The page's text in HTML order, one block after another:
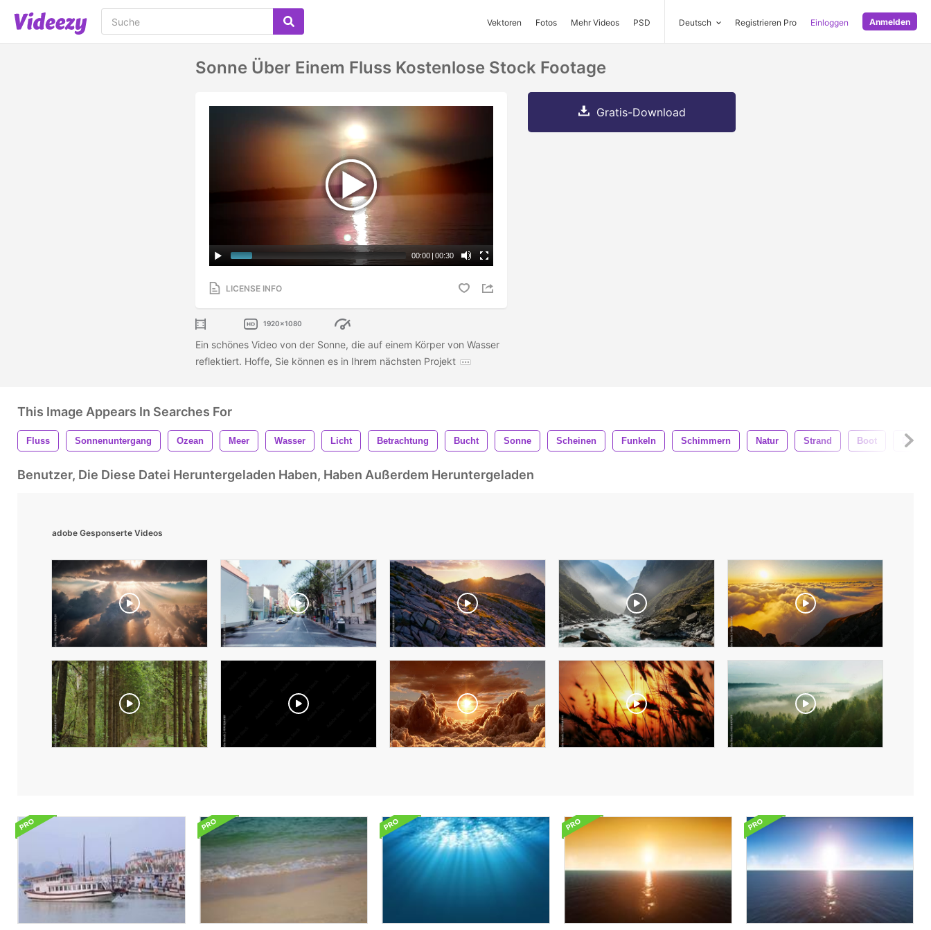
Vektoren Fotos Mehr Videos PSD Deutsch Registrieren Pro Einloggen Anmelden
Sonne Über Einem Fluss Kostenlose Stock Footage
00:00 | 00:30
LICENSE INFO
1920x1080
Ein schönes Video von der Sonne, die auf einem Körper von Wasser
reflektiert. Hoffe, Sie können es in Ihrem nächsten Projekt
Gratis-Download
This Image Appears In Searches For
Fluss Sonnenuntergang Ozean Meer Wasser Licht Betrachtung Bucht Sonne Scheinen Funkeln Schimmern Natur Strand Boot Boote
Benutzer, Die Diese Datei Heruntergeladen Haben, Haben Außerdem Heruntergeladen
adobe Gesponserte Videos